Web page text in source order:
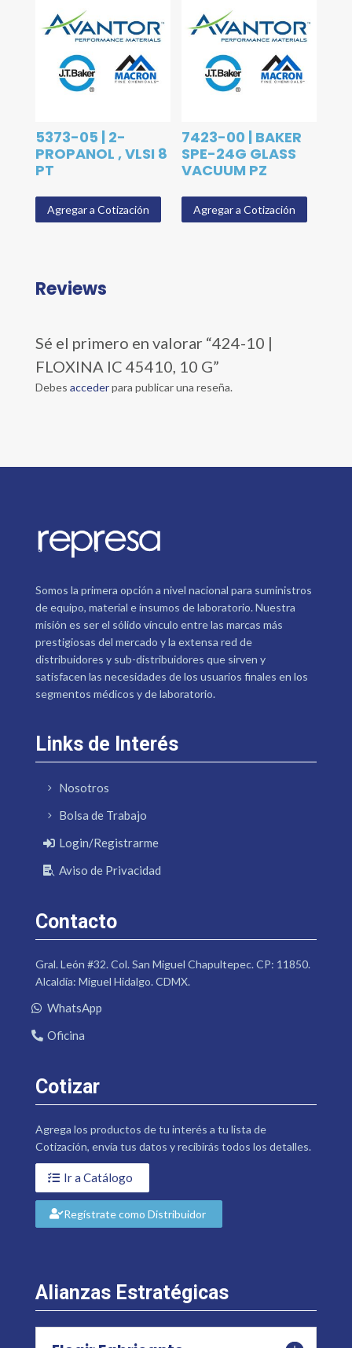
5373-05 | 2-
PROPANOL , VLSI 8
PT
Agregar a Cotización
7423-00 | BAKER
SPE-24G GLASS
VACUUM PZ
Agregar a Cotización
Reviews
Sé el primero en valorar “424-10 |
FLOXINA IC 45410, 10 G”
Debes accederpara publicar una reseña.
Somos la primera opción a nivel nacional para suministros
de equipo, material e insumos de laboratorio. Nuestra
misión es ser el sólido vínculo entre las marcas más
prestigiosas del mercado y la extensa red de
distribuidores y sub-distribuidores que sirven y
satisfacen las necesidades de los usuarios finales en los
segmentos médicos y de laboratorio.
Links de Interés
Nosotros
Bolsa de Trabajo
Login/Registrarme
Aviso de Privacidad
Contacto
Gral. León #32. Col. San Miguel Chapultepec. CP: 11850.
Alcaldía: Miguel Hidalgo. CDMX.
WhatsApp
Oficina
Cotizar
Agrega los productos de tu interés a tu lista de
Cotización, envía tus datos y recibirás todos los detalles.
Ir a Catálogo
Regístrate como Distribuidor
Alianzas Estratégicas